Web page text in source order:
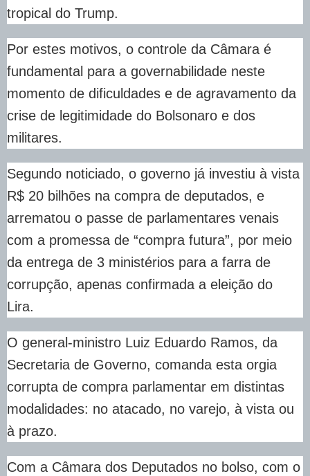
tropical do Trump.
Por estes motivos, o controle da Câmara é
fundamental para a governabilidade neste
momento de dificuldades e de agravamento da
crise de legitimidade do Bolsonaro e dos
militares.
Segundo noticiado, o governo já investiu à vista
R$ 20 bilhões na compra de deputados, e
arrematou o passe de parlamentares venais
com a promessa de “compra futura”, por meio
da entrega de 3 ministérios para a farra de
corrupção, apenas confirmada a eleição do
Lira.
O general-ministro Luiz Eduardo Ramos, da
Secretaria de Governo, comanda esta orgia
corrupta de compra parlamentar em distintas
modalidades: no atacado, no varejo, à vista ou
à prazo.
Com a Câmara dos Deputados no bolso, com o